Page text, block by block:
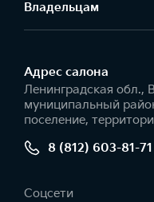
Владельцам
Адрес салонa
Ленинградская обл.,
муниципальный
поселение,
8 (812) 603-81-71
Соцсети